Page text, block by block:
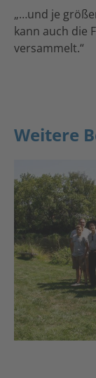
„…und je
kann auch die
versammelt.“
Weitere